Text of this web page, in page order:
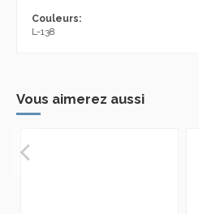
Couleurs:
L-138
Vous aimerez aussi